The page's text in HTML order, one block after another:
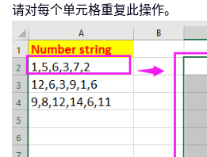
请对每个单元格重复此操作。